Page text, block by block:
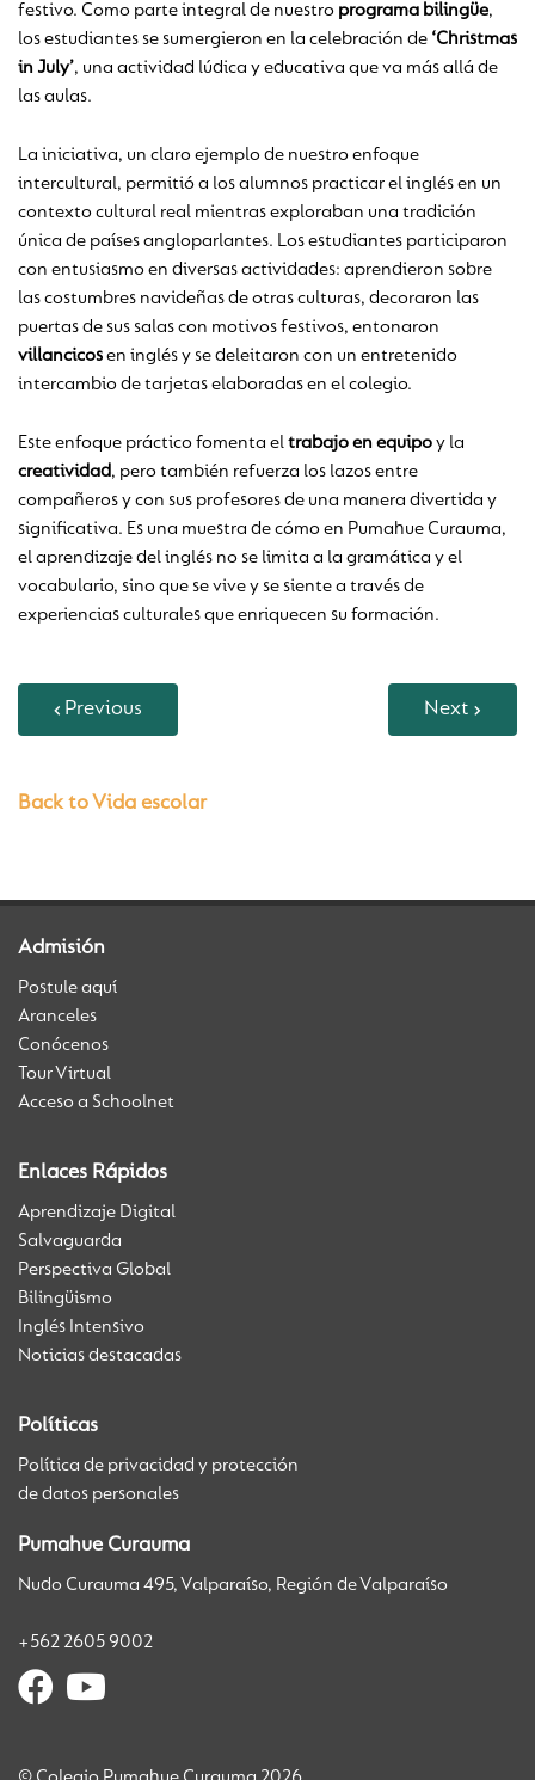
festivo. Como parte integral de nuestro programa bilingüe,
los estudiantes se sumergieron en la celebración de ‘Christmas
in July’, una actividad lúdica y educativa que va más allá de
las aulas.
La iniciativa, un claro ejemplo de nuestro enfoque
intercultural, permitió a los alumnos practicar el inglés en un
contexto cultural real mientras exploraban una tradición
única de países angloparlantes. Los estudiantes participaron
con entusiasmo en diversas actividades: aprendieron sobre
las costumbres navideñas de otras culturas, decoraron las
puertas de sus salas con motivos festivos, entonaron
villancicosen inglés y se deleitaron con un entretenido
intercambio de tarjetas elaboradas en el colegio.
Este enfoque práctico fomenta eltrabajo en equipoy la
creatividad, pero también refuerza los lazos entre
compañeros y con sus profesores de una manera divertida y
significativa. Es una muestra de cómo en Pumahue Curauma,
el aprendizaje del inglés no se limita a la gramática y el
vocabulario, sino que se vive y se siente a través de
experiencias culturales que enriquecen su formación.
Previous Next
Back to Vida escolar
Admisión
Postule aquí
Aranceles
Conócenos
Tour Virtual
Acceso a Schoolnet
Enlaces Rápidos
Aprendizaje Digital
Salvaguarda
Perspectiva Global
Bilingüismo
Inglés Intensivo
Noticias destacadas
Políticas
Política de privacidad y protección
de datos personales
Pumahue Curauma
Nudo Curauma 495, Valparaíso, Región de Valparaíso
+562 2605 9002